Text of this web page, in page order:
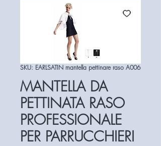
SKU: EARLSATIN mantella pettinare raso A006
MANTELLA DA
PETTINATA RASO
PROFESSIONALE
PER PARRUCCHIERI